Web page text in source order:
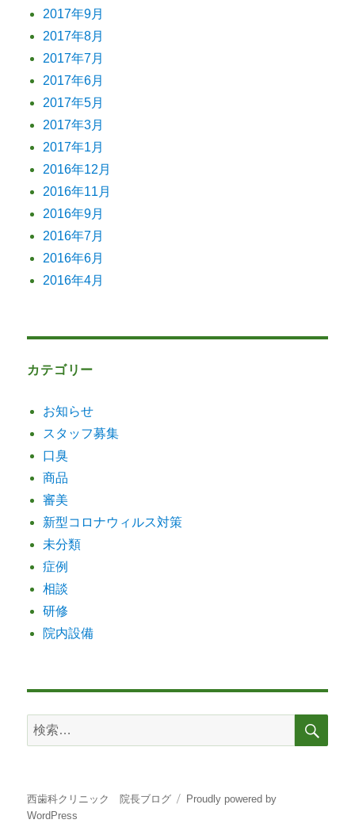
2017年9月
2017年8月
2017年7月
2017年6月
2017年5月
2017年3月
2017年1月
2016年12月
2016年11月
2016年9月
2016年7月
2016年6月
2016年4月
カテゴリー
お知らせ
スタッフ募集
口臭
商品
審美
新型コロナウィルス対策
未分類
症例
相談
研修
院内設備
検
索:
検
西歯科クリニック 院長ブログ
Proudly powered by
WordPress